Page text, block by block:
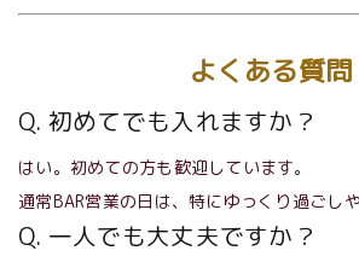
よくある質問
Q. 初めてでも入れますか？
はい。初めての方も歓迎しています。
通常BAR営業の日は、特にゆっくり過ごし
Q. 一人でも大丈夫ですか？